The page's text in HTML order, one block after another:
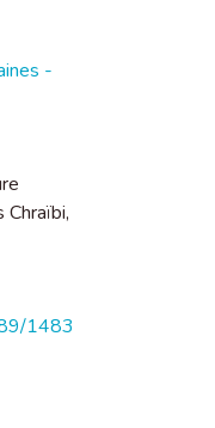
-
Chraïbi,
1483